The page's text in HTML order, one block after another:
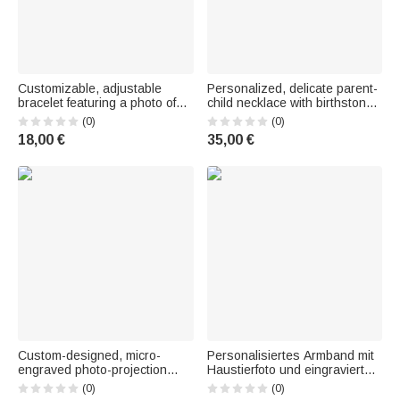
Customizable, adjustable
bracelet featuring a photo of
the pet, its name, and the date
—a memorial and condolence
gift for pet owners, pet lovers,
(0)
18,00 €
Personalized, delicate parent-
child necklace with birthstones
– family jewelry, Mother's Day
and birthday gift for Mom and
Grandma
(0)
35,00 €
Custom-designed, micro-
engraved photo-projection
bead bracelet with a cross
(0)
Personalisiertes Armband mit
Haustierfoto und eingraviertem
Namen – Geburtstags- und
(0)